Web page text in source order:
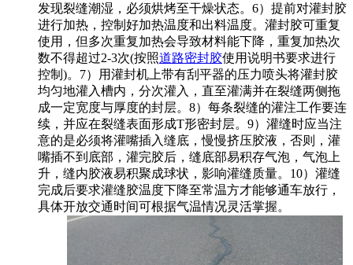
发现裂缝潮湿，必须烘烤至干燥状态。6）提前对灌封胶
进行加热，控制好加热温度和出料温度。灌封胶可重复
使用，但多次重复加热会导致材料能下降，重复加热次
数不得超过2-3次(按照道路密封胶使用说明书要求进行
控制)。7）用灌封机上带有刮平器的压力喷头将灌封胶
均匀地灌入槽内，分次灌入，直至灌满并在裂缝两侧拖
成一定宽度与厚度的封层。8）每条裂缝的灌注工作要连
续，并应在裂缝表面形成T形密封层。9）灌缝时应当注
意的是必须将灌嘴插入缝底，慢慢挤压胶液，否则，灌
嘴插不到底部，灌完胶后，缝底部易积存气泡，气泡上
升，缝内胶液易积聚成球状，影响灌缝质量。10）灌缝
完成后要求灌缝胶温度下降至常温方才能够通车放行，
具体开放交通时间可根据气温情况灵活掌握。